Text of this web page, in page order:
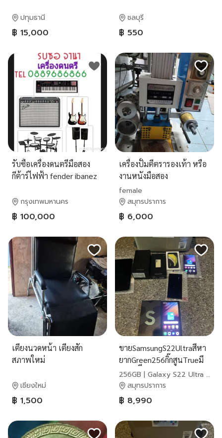
ปทุมธานี
฿ 15,000
ชลบุรี
฿ 550
รับซื้อเครื่องดนตรีมือสอง
กีต้าร์ไฟฟ้า fender ibanez
กรุงเทพมหานคร
฿ 100,000
เครื่องปั้มตีตรารองเท้า หรือ
งานหนังมือสอง
female
สมุทรปราการ
฿ 6,000
เตียงนวดหน้า เตียงสัก
สภาพใหม่
เชียงใหม่
฿ 1,500
ขายSamsungS22Ultraสีหา
ยากGreen256กิ๊กสูนTrueมี
กล่องไร้ีอยตหจอแท้เดิมๆหา
ยาหใช้งานดรถ๔หๆ
256GB | Galaxy S22 Ultra |
Samsung
สมุทรปราการ
฿ 8,990